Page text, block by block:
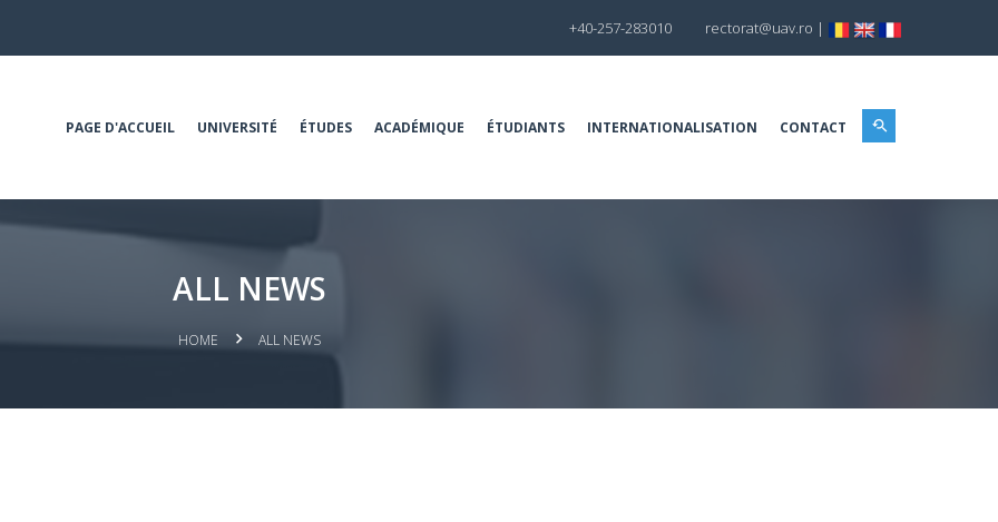
+40-257-283010 rectorat@uav.ro |
PAGE D'ACCUEIL UNIVERSITÉ ÉTUDES ACADÉMIQUE ÉTUDIANTS INTERNATIONALISATION CONTACT
ALL NEWS
HOME ALL NEWS